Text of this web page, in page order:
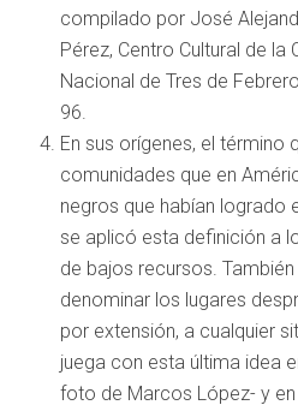
compilado por José
Pérez, Centro Cultural de
Nacional de Tres de
96.
En sus orígenes, el término
comunidades que en
negros que habían logrado
se aplicó esta definición a
de bajos recursos.
denominar los lugares
por extensión, a cualquier
juega con esta última idea
foto de Marcos López- y